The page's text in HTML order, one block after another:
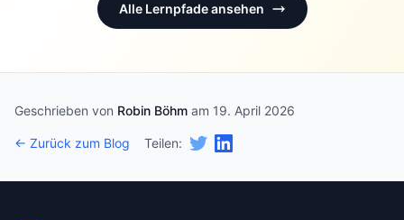
Alle Lernpfade ansehen
Geschrieben von Robin Böhm am 19. April 2026
← Zurück zum Blog Teilen: